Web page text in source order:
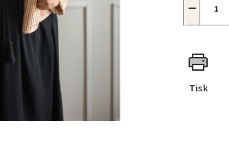
−
Tisk